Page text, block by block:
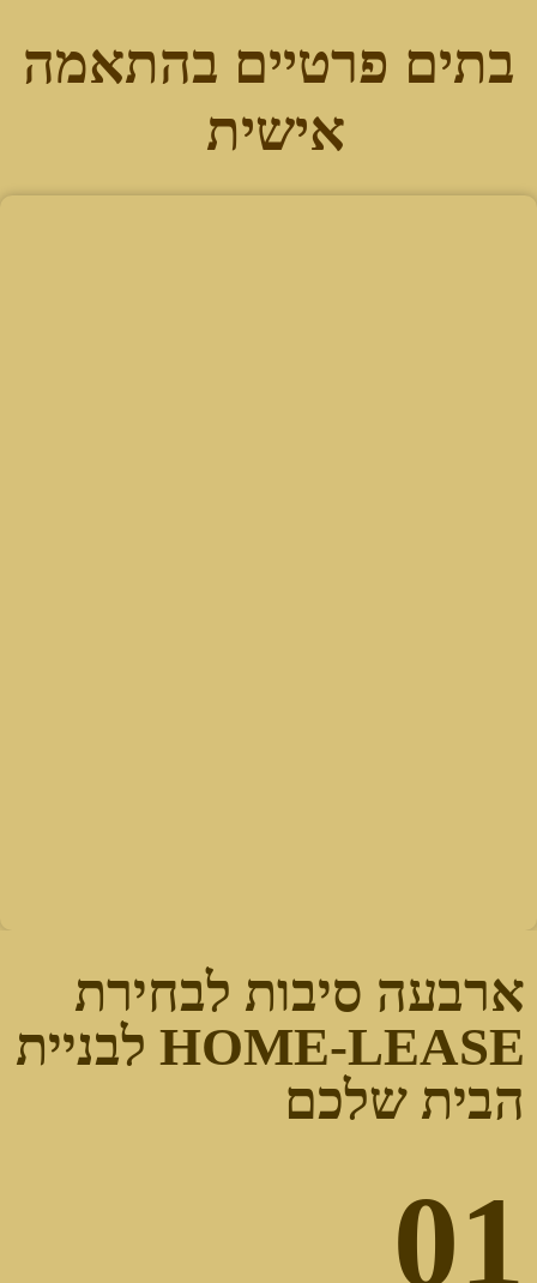
בתים פרטיים בהתאמה
אישית ​
ארבעה סיבות לבחירת
HOME-LEASE לבניית
הבית שלכם
01